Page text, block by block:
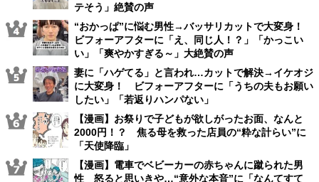
テそう」絶賛の声
“おかっぱ”に悩む男性→バッサリカットで大変身！
ビフォーアフターに「え、同じ人！？」「かっこい
い」「爽やかすぎる～」大絶賛の声
妻に「ハゲてる」と言われ…カットで解決→イケオジ
に大変身！ ビフォーアフターに「うちの夫もお願い
したい」「若返りハンパない」
【漫画】お祭りで子どもが欲しがったお面、なんと
2000円！？ 焦る母を救った店員の“粋な計らい”に
「天使降臨」
【漫画】電車でベビーカーの赤ちゃんに蹴られた男
性 怒ると思いきや…“意外な本音”に「なんてすて